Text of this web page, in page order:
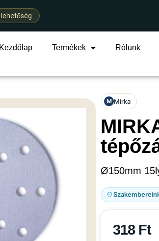
Kezdőlap Termékek Rólunk
M Mirka
Ø150mm
318 Ft